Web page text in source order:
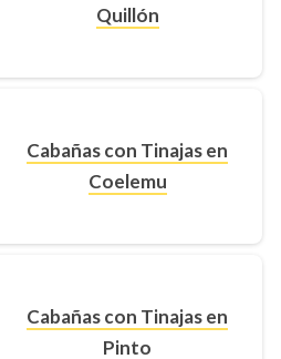
Quillón
Cabañas con Tinajas en
Coelemu
Cabañas con Tinajas en
Pinto